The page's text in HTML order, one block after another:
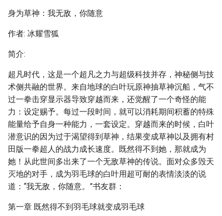
身为草神：我无敌，你随意
作者: 冰耀雪狐
简介:
超凡时代，这是一个超凡之力与超级科技并存，神秘侧与技
术侧共融的世界。来自地球的白叶玩原神抽草神沉船，气不
过一拳击穿显示器导致穿越而来，还觉醒了一个奇怪的能
力：设定赐予。每过一段时间，就可以消耗期间积蓄的特殊
能量给予自身一种能力，一套设定。穿越而来的时候，白叶
潜意识的因为过于渴望得到草神，结果变成草神以及拥有村
田版一拳超人的战力成长速度。既然得不到她，那就成为
她！从此世间多出来了一个无敌草神的传说。面对众多毁天
灭地的对手，成为羽毛球的白叶用超可耐的表情淡淡的说
道：“我无敌，你随意。”书友群：
第一章 既然得不到羽毛球就变成羽毛球